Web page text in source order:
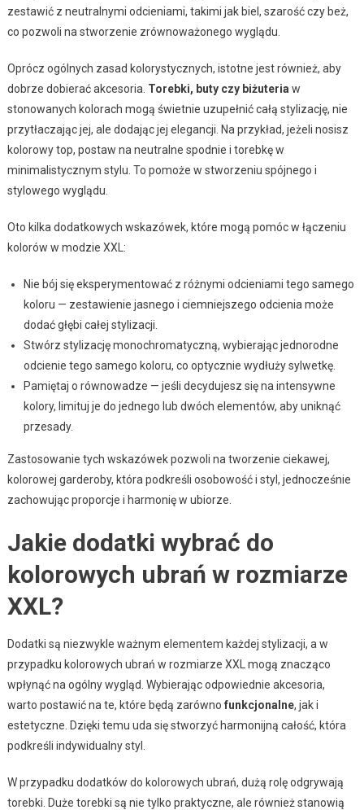
zestawić z neutralnymi odcieniami, takimi jak biel, szarość czy beż,
co pozwoli na stworzenie zrównoważonego wyglądu.
Oprócz ogólnych zasad kolorystycznych, istotne jest również, aby
dobrze dobierać akcesoria. Torebki, buty czy biżuteria w
stonowanych kolorach mogą świetnie uzupełnić całą stylizację, nie
przytłaczając jej, ale dodając jej elegancji. Na przykład, jeżeli nosisz
kolorowy top, postaw na neutralne spodnie i torebkę w
minimalistycznym stylu. To pomoże w stworzeniu spójnego i
stylowego wyglądu.
Oto kilka dodatkowych wskazówek, które mogą pomóc w łączeniu
kolorów w modzie XXL:
Nie bój się eksperymentować z różnymi odcieniami tego samego
koloru — zestawienie jasnego i ciemniejszego odcienia może
dodać głębi całej stylizacji.
Stwórz stylizację monochromatyczną, wybierając jednorodne
odcienie tego samego koloru, co optycznie wydłuży sylwetkę.
Pamiętaj o równowadze — jeśli decydujesz się na intensywne
kolory, limituj je do jednego lub dwóch elementów, aby uniknąć
przesady.
Zastosowanie tych wskazówek pozwoli na tworzenie ciekawej,
kolorowej garderoby, która podkreśli osobowość i styl, jednocześnie
zachowując proporcje i harmonię w ubiorze.
Jakie dodatki wybrać do
kolorowych ubrań w rozmiarze
XXL?
Dodatki są niezwykle ważnym elementem każdej stylizacji, a w
przypadku kolorowych ubrań w rozmiarze XXL mogą znacząco
wpłynąć na ogólny wygląd. Wybierając odpowiednie akcesoria,
warto postawić na te, które będą zarówno funkcjonalne, jak i
estetyczne. Dzięki temu uda się stworzyć harmonijną całość, która
podkreśli indywidualny styl.
W przypadku dodatków do kolorowych ubrań, dużą rolę odgrywają
torebki. Duże torebki są nie tylko praktyczne, ale również stanowią